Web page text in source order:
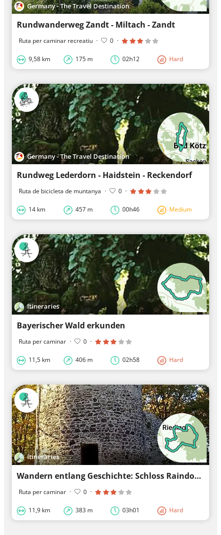
Germany - The Travel Destination
Rundwanderweg Zandt - Miltach - Zandt
Ruta per caminar recreatiu · 0 ·
9,58 km 175 m 02h12 Hard
Germany - The Travel Destination
Rundweg Lederdorn - Haidstein - Reckendorf
Ruta de bicicleta de muntanya · 0 ·
14 km 457 m 00h46 Medium
Itineraries
Bayerischer Wald erkunden
Ruta per caminar · 0 ·
11,5 km 406 m 02h58 Hard
Itineraries
Wandern entlang Geschichte: Schloss Raindorf
Ruta per caminar · 0 ·
11,9 km 383 m 03h01 Hard